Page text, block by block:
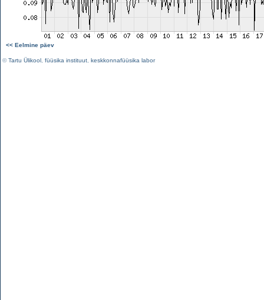
<< Eelmine päev
©Tartu Ülikool füüsika instituut keskkonnafüüsika labor